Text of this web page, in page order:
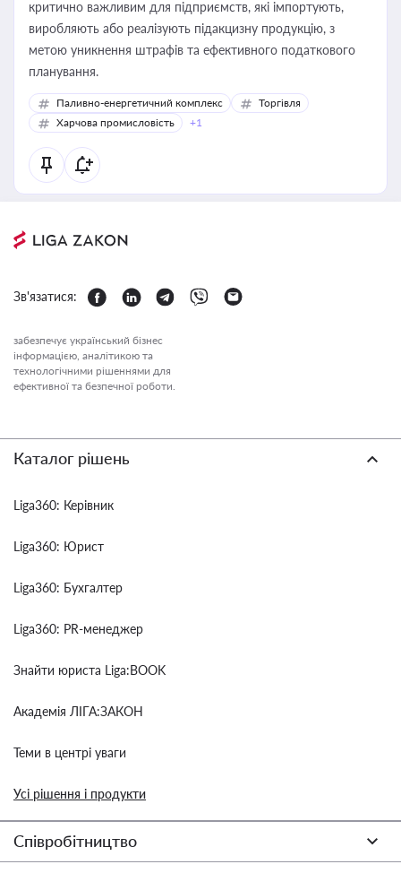
критично важливим для підприємств, які імпортують,
виробляють або реалізують підакцизну продукцію, з
метою уникнення штрафів та ефективного податкового
планування.
Паливно-енергетичний комплекс
Торгівля
Харчова промисловість
+1
Зв'язатися:
забезпечує український бізнес
інформацією, аналітикою та
технологічними рішеннями для
ефективної та безпечної роботи.
Каталог рішень
Liga360: Керівник
Liga360: Юрист
Liga360: Бухгалтер
Liga360: PR-менеджер
Знайти юриста Liga:BOOK
Академія ЛІГА:ЗАКОН
Теми в центрі уваги
Усі рішення і продукти
Співробітництво